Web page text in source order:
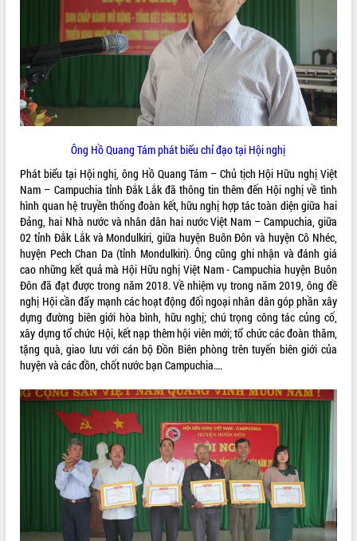
THỐNG KÊ TRUY CẬP
Hôm nay: 38067
Tất cả: 66083390
Ông Hồ Quang Tám phát biểu chỉ đạo tại Hội nghị
Phát biểu tại Hội nghị, ông Hồ Quang Tám – Chủ tịch Hội Hữu nghị Việt
Nam – Campuchia tỉnh Đắk Lắk đã thông tin thêm đến Hội nghị về tình
hình quan hệ truyền thống đoàn kết, hữu nghị hợp tác toàn diện giữa hai
Đảng, hai Nhà nước và nhân dân hai nước Việt Nam – Campuchia, giữa
02 tỉnh Đắk Lắk và Mondulkiri, giữa huyện Buôn Đôn và huyện Cô Nhéc,
huyện Pech Chan Da (tỉnh Mondulkiri). Ông cũng ghi nhận và đánh giá
cao những kết quả mà Hội Hữu nghị Việt Nam - Campuchia huyện Buôn
Đôn đã đạt được trong năm 2018. Về nhiệm vụ trong năm 2019, ông đề
nghị Hội cần đẩy mạnh các hoạt động đối ngoại nhân dân góp phần xây
dựng đường biên giới hòa bình, hữu nghị; chú trọng công tác củng cố,
xây dựng tổ chức Hội, kết nạp thêm hội viên mới; tổ chức các đoàn thăm,
tặng quà, giao lưu với cán bộ Đồn Biên phòng trên tuyến biên giới của
huyện và các đồn, chốt nước bạn Campuchia….